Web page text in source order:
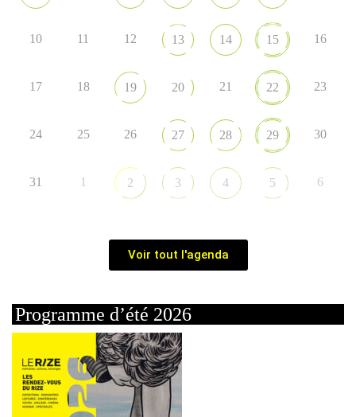
10 11 12 13 14 15 16
17 18 19 20 21 22 23
24 25 26 27 28 29 30
31 1 2 3 4 5 6
Voir tout l'agenda
Programme d’été 2026